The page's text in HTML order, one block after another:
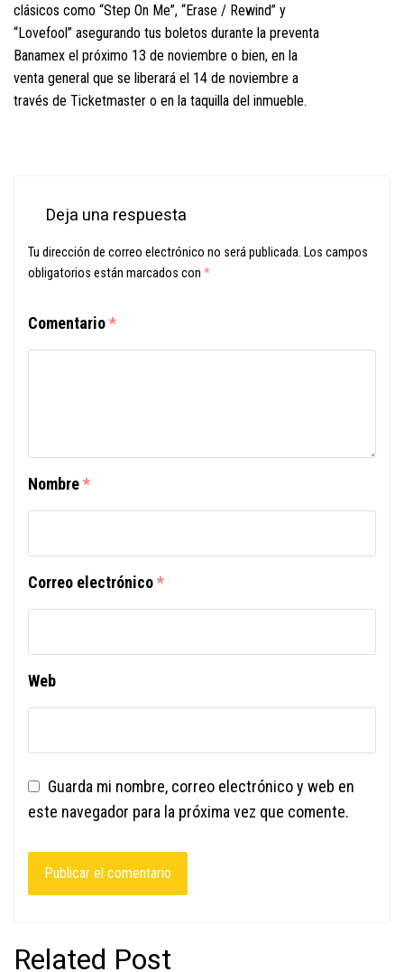
clásicos como “Step On Me”, “Erase / Rewind” y
“Lovefool” asegurando tus boletos durante la preventa
Banamex el próximo 13 de noviembre o bien, en la
venta general que se liberará el 14 de noviembre a
través de Ticketmaster o en la taquilla del inmueble.
Deja una respuesta
Tu dirección de correo electrónico no será publicada. Los campos
obligatorios están marcados con *
Comentario*
Nombre*
Correo electrónico*
Web
Guarda mi nombre, correo electrónico y web en
este navegador para la próxima vez que comente.
Related Post